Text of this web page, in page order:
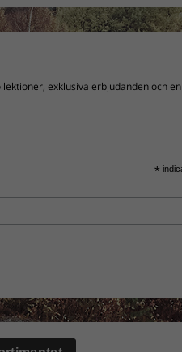
exklusiva erbjudanden och en
*